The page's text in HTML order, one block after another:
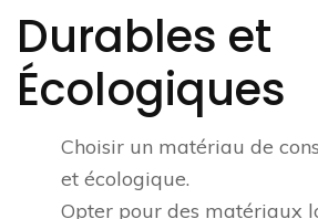
Durables et
Écologiques
Choisir un matériau de
et écologique.
Opter pour des matériaux